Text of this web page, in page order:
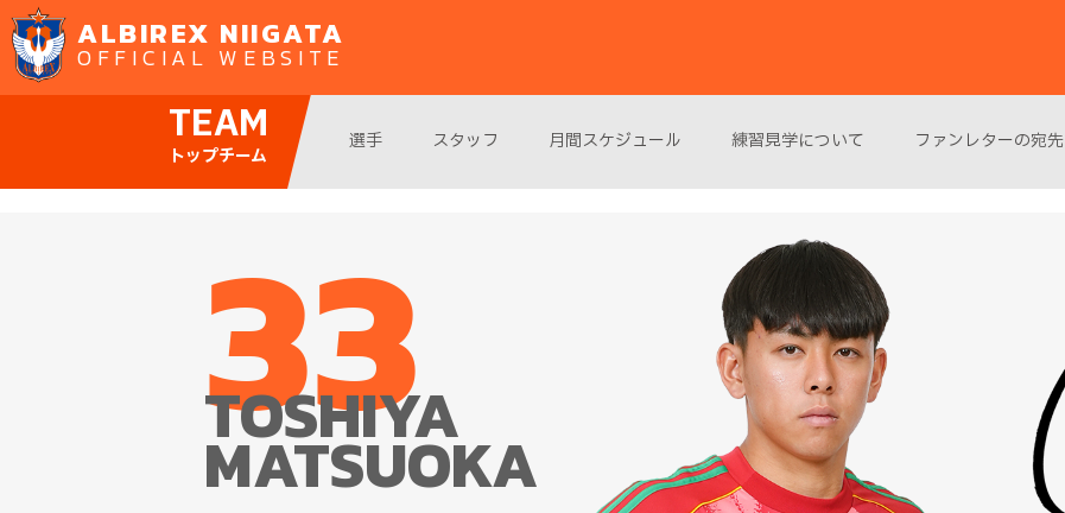
ALBIREX NIIGATA
OFFICIAL WEBSITE
TEAM
トップチーム
選手 スタッフ 月間スケジュール 練習見学について ファンレターの宛先
33
TOSHIYA
MATSUOKA